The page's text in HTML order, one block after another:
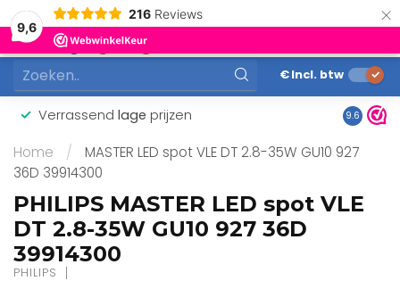
9,6
216 Reviews ×
MENU
0
€Incl. btw
Verrassend lage prijzen 9.6
Home /
MASTER LED spot VLE DT 2.8-35W GU10 927
36D 39914300
PHILIPS MASTER LED spot VLE
DT 2.8-35W GU10 927 36D
39914300
PHILIPS